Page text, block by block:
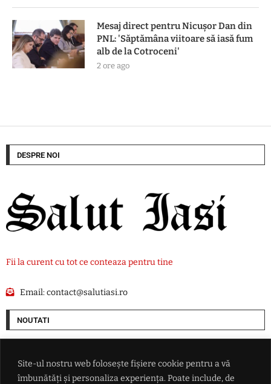
Site-ul nostru web folosește fișiere cookie pentru a vă
îmbunătăți și personaliza experiența. Poate include, de
Mesaj direct pentru Nicușor Dan din
PNL: 'Săptămâna viitoare să iasă fum
alb de la Cotroceni'
2 ore ago
DESPRE NOI
Fii la curent cu tot ce conteaza pentru tine
Email:contact@salutiasi.ro
NOUTATI
drone